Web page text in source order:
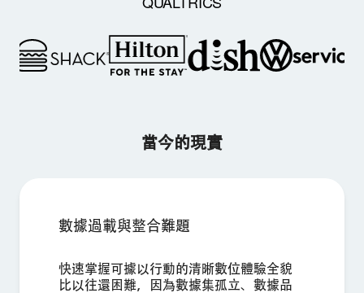
當今的現實
數據過載與整合難題
快速掌握可據以行動的清晰數位體驗全貌
比以往還困難，因為數據集孤立、數據品